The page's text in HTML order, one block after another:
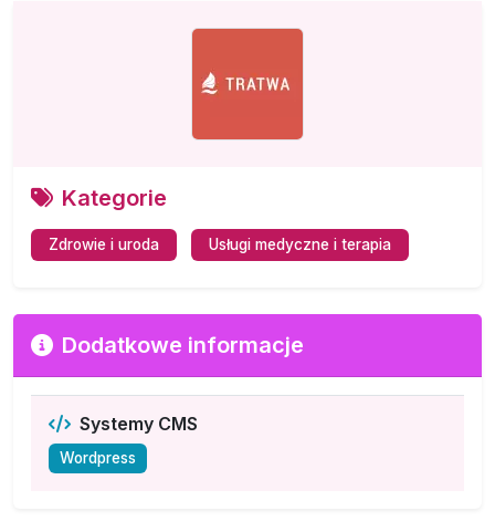
Kategorie
Zdrowie i uroda Usługi medyczne i terapia
Dodatkowe informacje
Systemy CMS
Wordpress